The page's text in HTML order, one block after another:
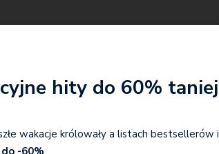
hity do 60% taniej
wakacje królowały a listach bestsellerów i
-60%.